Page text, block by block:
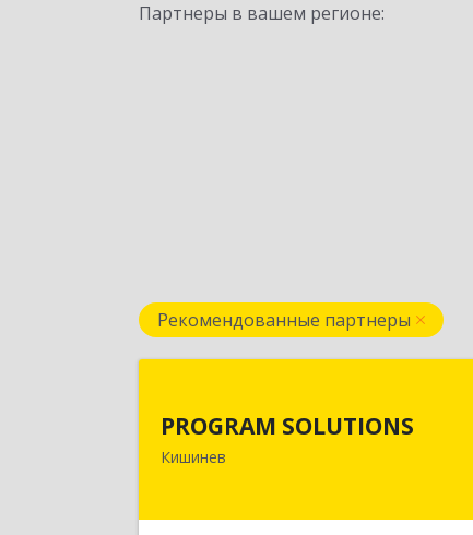
Партнеры в вашем регионе:
Рекомендованные партнеры
PROGRAM SOLUTIONS
Кишинев
Кишинев, ул. Н.Зелински 31,